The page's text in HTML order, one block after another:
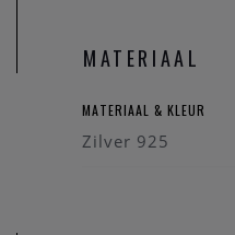
MATERIAAL
MATERIAAL & KLEUR
Zilver 925